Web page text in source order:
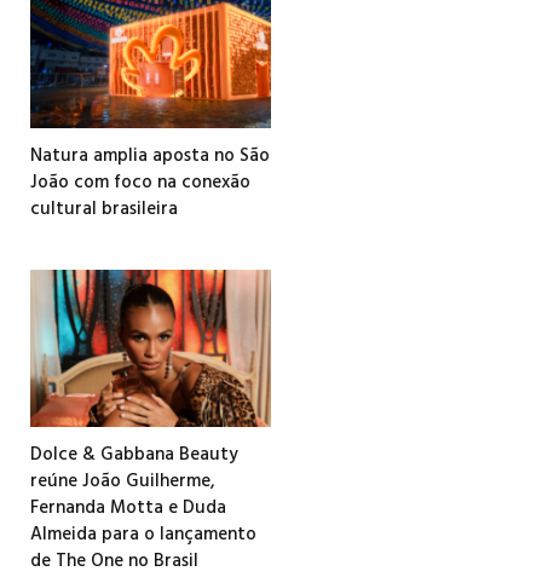
Natura amplia aposta no São
João com foco na conexão
cultural brasileira
Dolce & Gabbana Beauty
reúne João Guilherme,
Fernanda Motta e Duda
Almeida para o lançamento
de The One no Brasil